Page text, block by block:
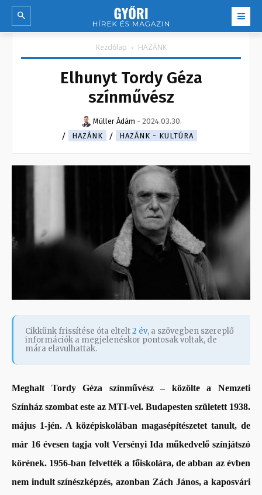
Kezdőlap HAZÁNK
Elhunyt Tordy Géza
színművész
Müller Ádám - 2024.03.30.
HAZÁNK
HAZÁNK - KULTÚRA
Cikkünk frissítése óta eltelt2 év, a szövegben szereplő
információk a megjelenéskor pontosak voltak, de
mára elavulhattak.
Meghalt Tordy Géza színművész – közölte a Nemzeti
Színház szombat este az MTI-vel. Budapesten született 1938.
május 1-jén. A középiskolában magasépítészetet tanult, de
már 16 évesen tagja volt Versényi Ida műkedvelő színjátszó
körének. 1956-ban felvették a főiskolára, de abban az évben
nem indult színészképzés, azonban Zách János, a kaposvári